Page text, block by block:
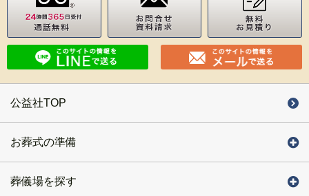
公益社TOP
お葬式の準備
葬儀場を探す